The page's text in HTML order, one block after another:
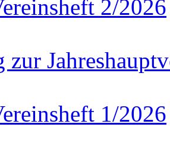
2/2026
zur
1/2026